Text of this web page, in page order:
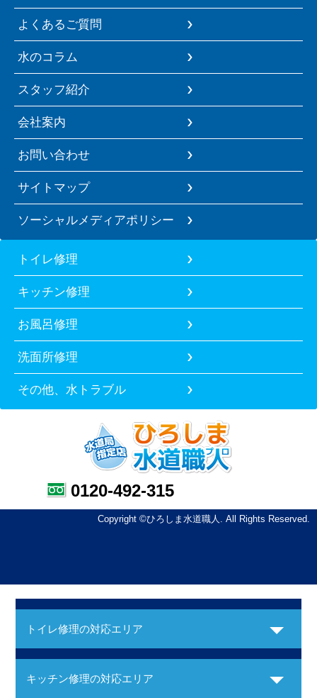
よくあるご質問
水のコラム
スタッフ紹介
会社案内
お問い合わせ
サイトマップ
ソーシャルメディアポリシー
トイレ修理
キッチン修理
お風呂修理
洗面所修理
その他、水トラブル
0120-492-315
Copyright ©ひろしま水道職人. All Rights Reserved.
トイレ修理の対応エリア
キッチン修理の対応エリア